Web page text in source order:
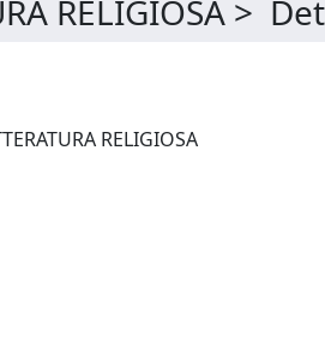
RELIGIOSA >